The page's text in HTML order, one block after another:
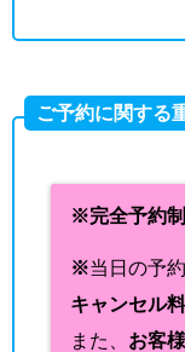
ご予約に関する
※完全予約制
※当日の予
キャンセル
また、 お客